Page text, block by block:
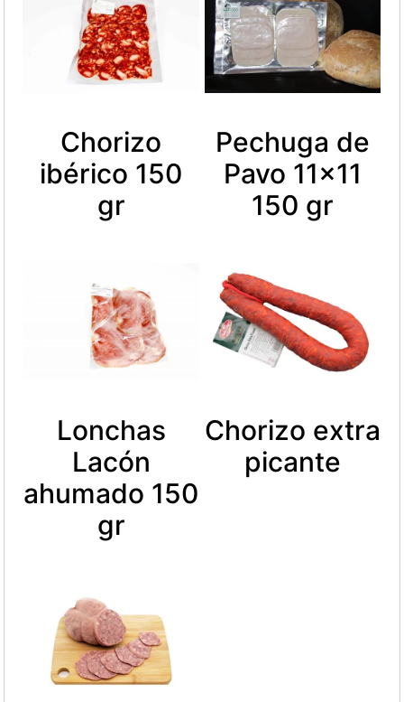
Chorizo
ibérico 150
gr
Pechuga de
Pavo 11×11
150 gr
Lonchas
Lacón
ahumado 150
gr
Chorizo extra
picante